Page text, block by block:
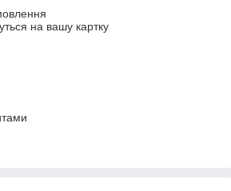
на вашу картку